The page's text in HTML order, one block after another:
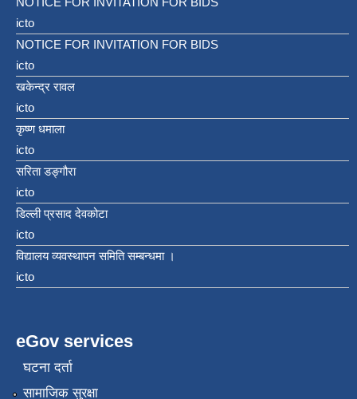
icto
NOTICE FOR INVITATION FOR BIDS
icto
खकेन्द्र रावल
icto
कृष्ण धमाला
icto
सरिता डङ्गौरा
icto
डिल्ली प्रसाद देवकोटा
icto
विद्यालय व्यवस्थापन समिति सम्बन्धमा ।
icto
eGov services
घटना दर्ता
सामाजिक सुरक्षा